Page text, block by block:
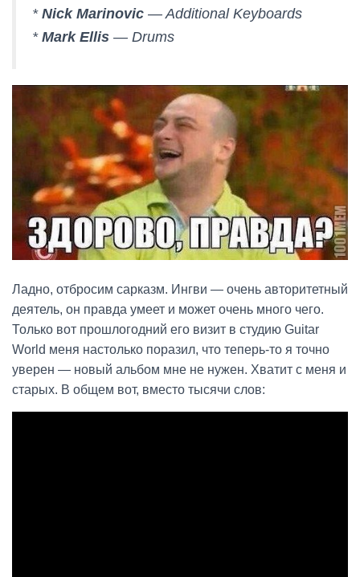
* Nick Marinovic — Additional Keyboards
* Mark Ellis — Drums
Ладно, отбросим сарказм. Ингви — очень авторитетный
деятель, он правда умеет и может очень много чего.
Только вот прошлогодний его визит в студию Guitar
World меня настолько поразил, что теперь-то я точно
уверен — новый альбом мне не нужен. Хватит с меня и
старых. В общем вот, вместо тысячи слов: